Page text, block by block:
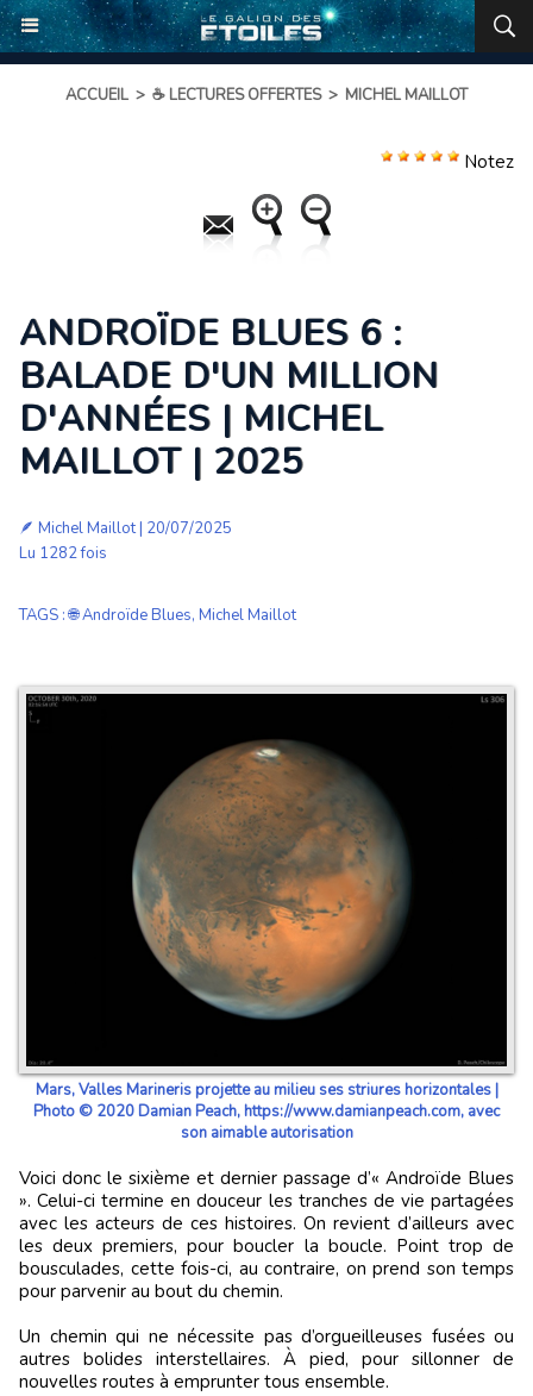
ACCUEIL > ☕ LECTURES OFFERTES > MICHEL MAILLOT
Notez
ANDROÏDE BLUES 6 :
BALADE D'UN MILLION
D'ANNÉES | MICHEL
MAILLOT | 2025
🪶 Michel Maillot| 20/07/2025
Lu 1282 fois
TAGS :🌐 Androïde Blues, Michel Maillot
Mars, Valles Marineris projette au milieu ses striures horizontales |
Photo © 2020 Damian Peach, https://www.damianpeach.com, avec
son aimable autorisation
Voici donc le sixième et dernier passage d’« Androïde Blues
». Celui-ci termine en douceur les tranches de vie partagées
avec les acteurs de ces histoires. On revient d’ailleurs avec
les deux premiers, pour boucler la boucle. Point trop de
bousculades, cette fois-ci, au contraire, on prend son temps
pour parvenir au bout du chemin.
Un chemin qui ne nécessite pas d’orgueilleuses fusées ou
autres bolides interstellaires. À pied, pour sillonner de
nouvelles routes à emprunter tous ensemble.